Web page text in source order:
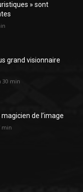
» sont
grand visionnaire
30 min
de l’image
min